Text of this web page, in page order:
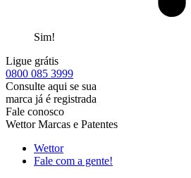
Sim!
Ligue grátis
0800 085 3999
Consulte aqui se sua
marca já é registrada
Fale conosco
Wettor Marcas e Patentes
Wettor
Fale com a gente!